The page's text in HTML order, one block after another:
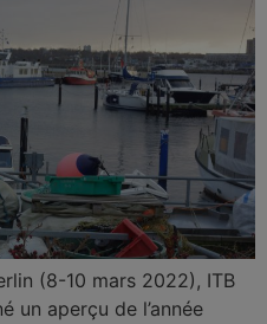
(8-10 mars 2022), ITB
un aperçu de l’année